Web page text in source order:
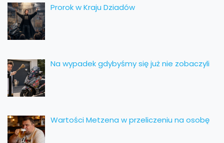
Prorok w Kraju Dziadów
Na wypadek gdybyśmy się już nie zobaczyli
Wartości Metzena w przeliczeniu na osobę